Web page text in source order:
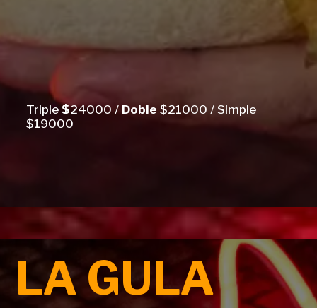
Triple$24000 / Doble$21000 / Simple
$19000
LA GULA